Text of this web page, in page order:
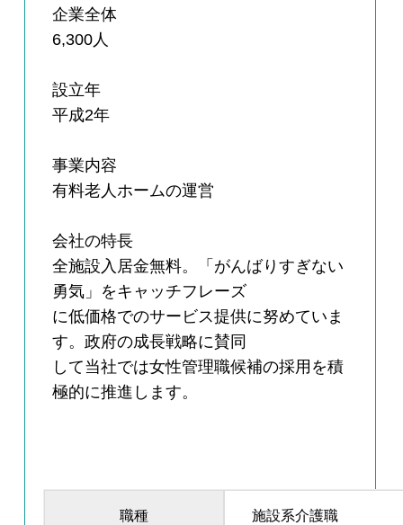
企業全体
6,300人
設立年
平成2年
事業内容
有料老人ホームの運営
会社の特長
全施設入居金無料。「がんばりすぎない
勇気」をキャッチフレーズ
に低価格でのサービス提供に努めていま
す。政府の成長戦略に賛同
して当社では女性管理職候補の採用を積
極的に推進します。
職種 施設系介護職